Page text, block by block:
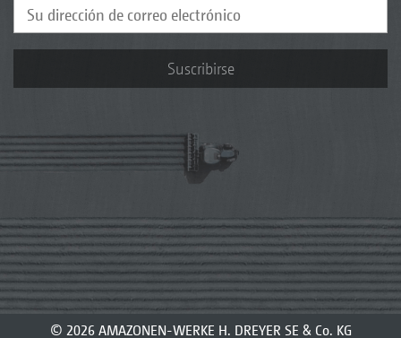
Suscribirse
© 2026 AMAZONEN-WERKE H. DREYER SE & Co. KG